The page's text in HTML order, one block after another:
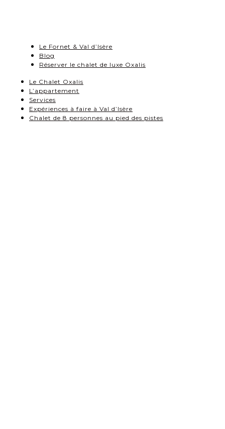
Le Fornet & Val d’Isère
Blog
Réserver le chalet de luxe Oxalis
Le Chalet Oxalis
L’appartement
Services
Expériences à faire à Val d’Isère
Chalet de 8 personnes au pied des pistes